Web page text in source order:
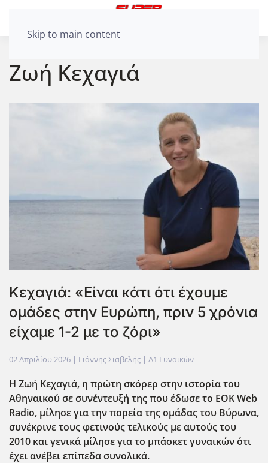
Skip to main content
Ζωή Κεχαγιά
Κεχαγιά: «Είναι κάτι ότι έχουμε
ομάδες στην Ευρώπη, πριν 5 χρόνια
είχαμε 1-2 με το ζόρι»
02 Απριλίου 2026 | Γιάννης Σιαβελής | Α1 Γυναικών
Η Ζωή Κεχαγιά, η πρώτη σκόρερ στην ιστορία του
Αθηναικού σε συνέντευξή της που έδωσε το EOK Web
Radio, μίλησε για την πορεία της ομάδας του Βύρωνα,
συνέκρινε τους φετινούς τελικούς με αυτούς του
2010 και γενικά μίλησε για το μπάσκετ γυναικών ότι
έχει ανέβει επίπεδα συνολικά.